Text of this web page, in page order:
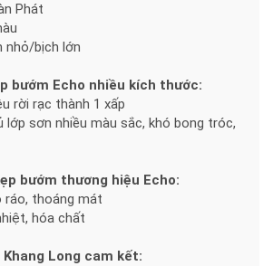
Phát
nhỏ/bịch lớn
bướm Echo nhiều kích thước:
rời rạc thành 1 xấp
sơn nhiều màu sắc, khó bong tróc,
bướm thương hiệu Echo:
ráo, thoáng mát
hóa chất
Long cam kết: